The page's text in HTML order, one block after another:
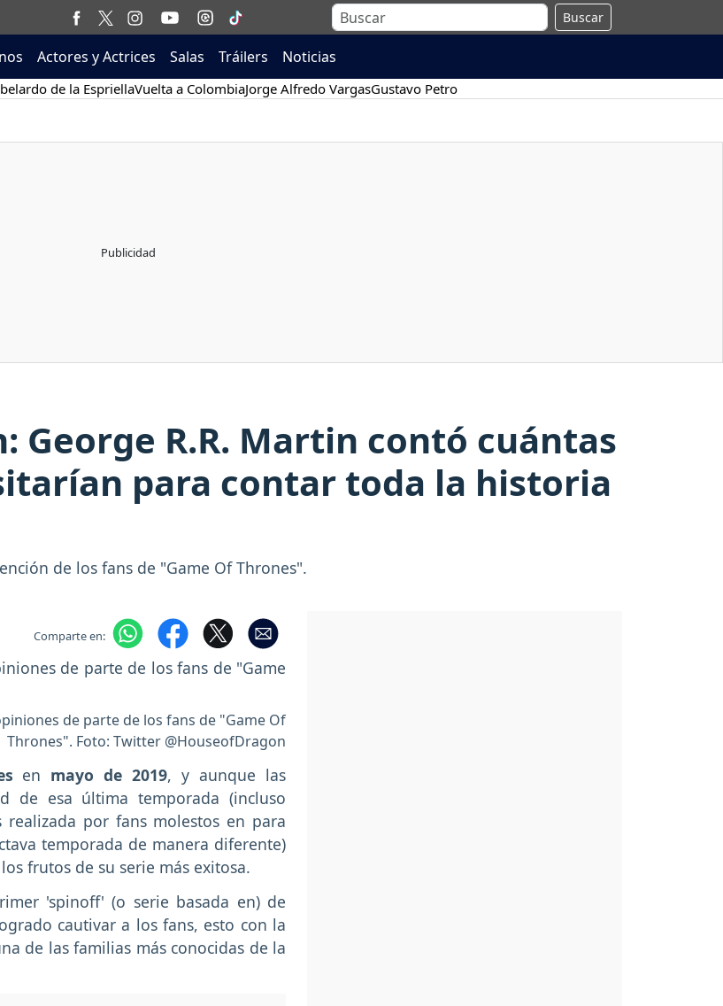
Buscar
Actores y Actrices Salas Tráilers Noticias
de la EspriellaVuelta a ColombiaJorge Alfredo VargasGustavo Petro
George R.R. Martin contó cuántas
para contar toda la historia
de los fans de "Game Of Thrones".
Comparte en:
de parte de los fans de "Game Of
Thrones". Foto: Twitter @HouseofDragon
en mayo de 2019, y aunque las
de esa última temporada (incluso
por fans molestos en para
temporada de manera diferente)
frutos de su serie más exitosa.
'spinoff' (o serie basada en) de
cautivar a los fans, esto con la
de las familias más conocidas de la